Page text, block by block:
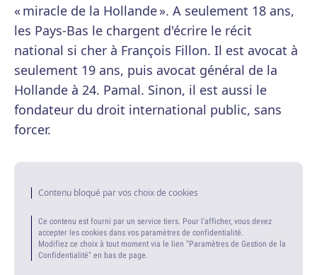
« miracle de la Hollande ». A seulement 18 ans,
les Pays-Bas le chargent d'écrire le récit
national si cher à François Fillon. Il est avocat à
seulement 19 ans, puis avocat général de la
Hollande à 24. Pamal. Sinon, il est aussi le
fondateur du droit international public, sans
forcer.
Contenu bloqué par vos choix de cookies
Ce contenu est fourni par un service tiers. Pour l'afficher, vous devez
accepter les cookies dans vos paramètres de confidentialité.
Modifiez ce choix à tout moment via le lien "Paramètres de Gestion de la
Confidentialité" en bas de page.